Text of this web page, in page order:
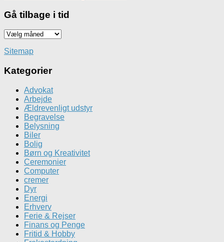
Gå tilbage i tid
Gå
iSitemap
Kategorier
Advokat
Arbejde
Ældrevenligt udstyr
Begravelse
Belysning
Biler
Bolig
Børn og Kreativitet
Ceremonier
Computer
cremer
Dyr
Energi
Erhverv
Ferie & Rejser
Finans og Penge
Fritid & Hobby